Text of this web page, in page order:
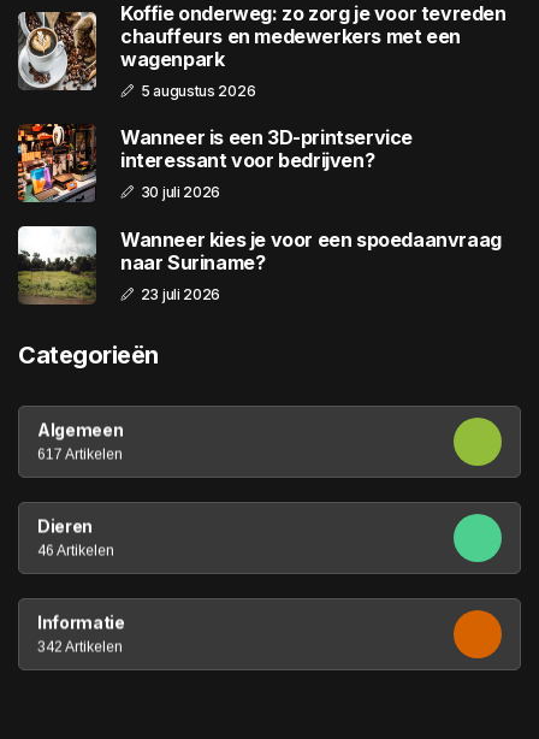
Koffie onderweg: zo zorg je voor tevreden
chauffeurs en medewerkers met een
wagenpark
5 augustus 2026
Wanneer is een 3D-printservice
interessant voor bedrijven?
30 juli 2026
Wanneer kies je voor een spoedaanvraag
naar Suriname?
23 juli 2026
Categorieën
Algemeen
617 Artikelen
Dieren
46 Artikelen
Informatie
342 Artikelen